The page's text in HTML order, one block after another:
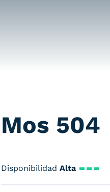
Mos 504
Disponibilidad Alta